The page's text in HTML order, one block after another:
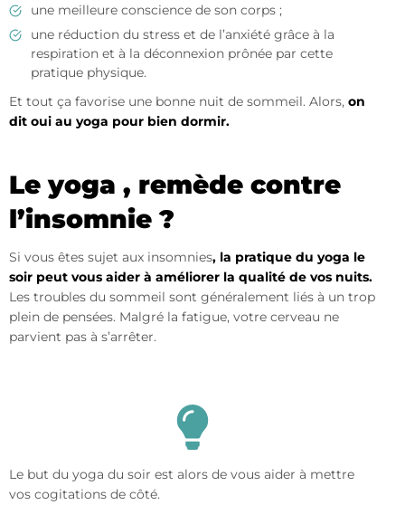
une meilleure conscience de son corps ;
une réduction du stress et de l’anxiété grâce à la
respiration et à la déconnexion prônée par cette
pratique physique.
Et tout ça favorise une bonne nuit de sommeil. Alors, on
dit oui au yoga pour bien dormir.
Le yoga , remède contre
l’insomnie ?
Si vous êtes sujet aux insomnies, la pratique du yoga le
soir peut vous aider à améliorer la qualité de vos nuits.
Les troubles du sommeil sont généralement liés à un trop
plein de pensées. Malgré la fatigue, votre cerveau ne
parvient pas à s’arrêter.
Le but du yoga du soir est alors de vous aider à mettre
vos cogitations de côté.